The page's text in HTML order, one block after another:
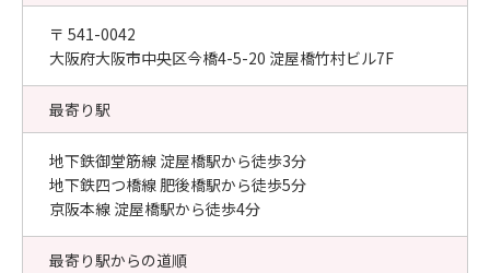
〒 541-0042
大阪府大阪市中央区今橋4-5-20 淀屋橋竹村ビル7F
最寄り駅
地下鉄御堂筋線 淀屋橋駅から徒歩3分
地下鉄四つ橋線 肥後橋駅から徒歩5分
京阪本線 淀屋橋駅から徒歩4分
最寄り駅からの道順